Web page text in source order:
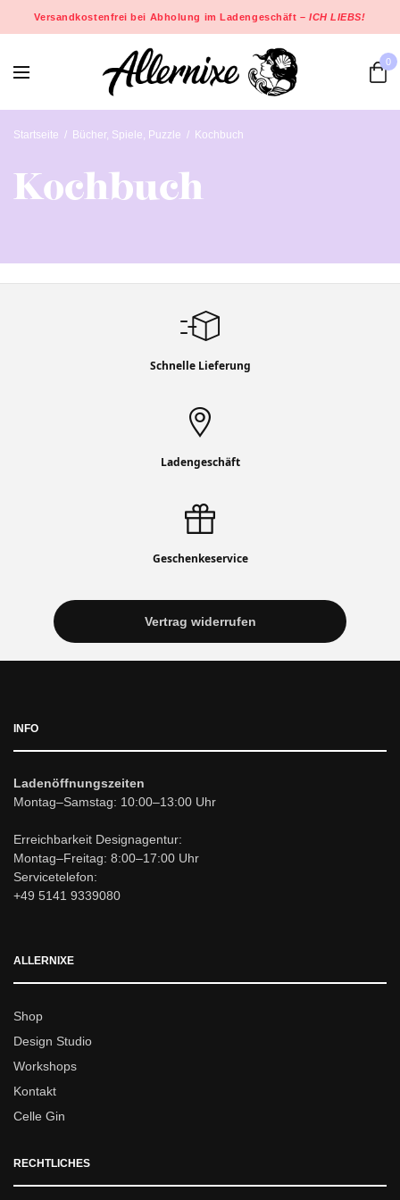
Versandkostenfrei bei Abholung im Ladengeschäft –ICH LIEBS!
0
Startseite / Bücher, Spiele, Puzzle / Kochbuch
Kochbuch
Schnelle Lieferung
Ladengeschäft
Geschenkeservice
Vertrag widerrufen
INFO
Ladenöffnungszeiten
Montag–Samstag: 10:00–13:00 Uhr
Erreichbarkeit Designagentur:
Montag–Freitag: 8:00–17:00 Uhr
Servicetelefon:
+49 5141 9339080
ALLERNIXE
Shop
Design Studio
Workshops
Kontakt
Celle Gin
RECHTLICHES